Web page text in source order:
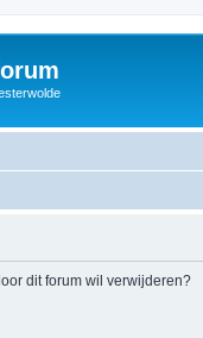
dit forum wil verwijderen?